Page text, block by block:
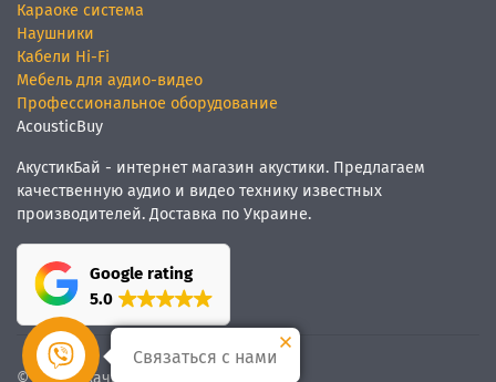
Караоке система
Наушники
Кабели Hi-Fi
Мебель для аудио-видео
Профессиональное оборудование
AcousticBuy
АкустикБай - интернет магазин акустики. Предлагаем
качественную аудио и видео технику известных
производителей. Доставка по Украине.
Google rating
5.0
Связаться с нами